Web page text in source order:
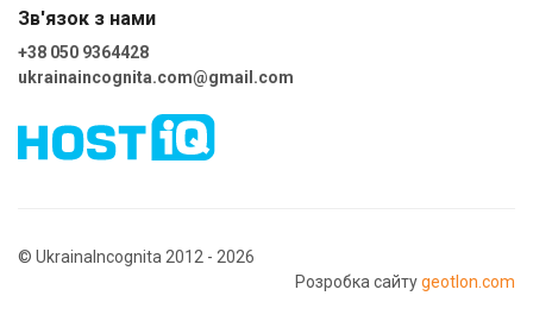
Зв'язок з нами
+38 050 9364428
ukrainaincognita.com@gmail.com
© UkrainaIncognita 2012 - 2026
Розробка сайтуgeotlon.com